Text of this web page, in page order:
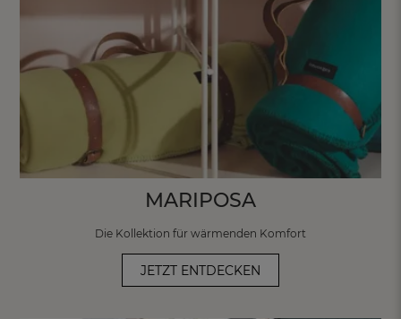
MARIPOSA
Die Kollektion für wärmenden Komfort
JETZT ENTDECKEN